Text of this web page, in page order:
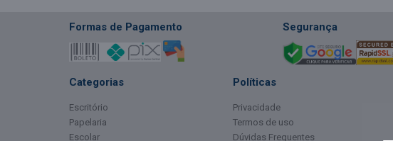
Formas de Pagamento Segurança
Categorias
Escritório
Papelaria
Escolar
Políticas
Privacidade
Termos de uso
Dúvidas Frequentes